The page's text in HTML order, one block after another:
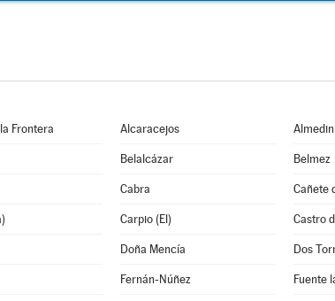
Frontera Alcaracejos
Belalcázar Belmez
Cabra Cañete
Carpio (El) Castro
Doña Mencía Dos
Fernán-Núñez Fuente